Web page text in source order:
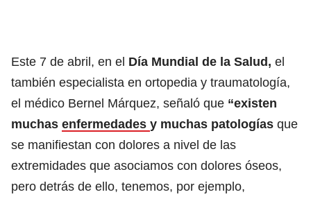
Este 7 de abril, en el Día Mundial de la Salud, el
también especialista en ortopedia y traumatología,
el médico Bernel Márquez, señaló que “existen
muchas enfermedades y muchas patologías que
se manifiestan con dolores a nivel de las
extremidades que asociamos con dolores óseos,
pero detrás de ello, tenemos, por ejemplo,